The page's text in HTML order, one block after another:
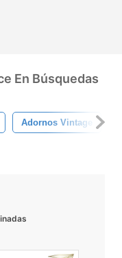
En Búsquedas
Adornos Vintage